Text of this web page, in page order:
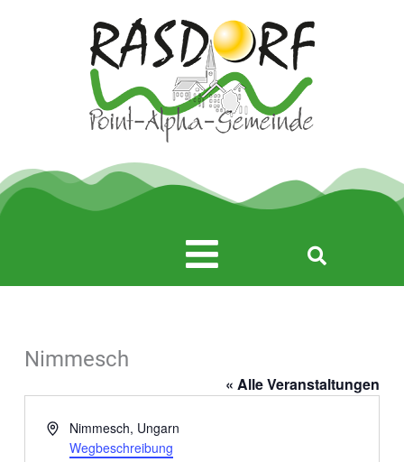
Main
Menu
Nimmesch
« Alle Veranstaltungen
AdresseNimmesch, Ungarn
Wegbeschreibung